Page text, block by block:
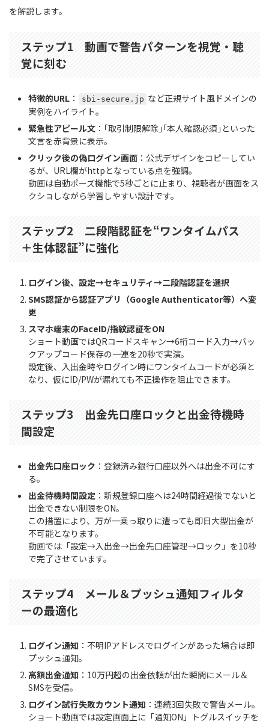
を解説します。
ステップ1 動画で警告パターンを視覚・聴
覚に刻む
特徴的URL ： sbi-secure.jp など正規サイト風ドメインの
実例をハイライト。
緊急性アピール文 ：｢取引制限解除｣｢本人確認必須｣といった
文言を赤背景に表示。
クリック後の偽ログイン画面 ：公式デザインをコピーしてい
るが、URL欄がhttpとなっている点を強調。
動画は自動ポーズ機能で5秒ごとに止まり、視聴者が画面をス
クショしながら学習しやすい設計です。
ステップ2 二段階認証を“ワンタイムパス
＋生体認証”に強化
ログイン後、設定→セキュリティ→二段階認証を選択
SMS認証から認証アプリ（Google Authenticator等）へ変
更
スマホ端末のFaceID/指紋認証をON
ショート動画ではQRコードスキャン→6桁コード入力→バッ
クアップコード保存の一連を20秒で実演。
設定後、入出金時やログイン時にワンタイムコードが必須と
なり、仮にID/PWが漏れても不正操作を阻止できます。
ステップ3 出金先口座ロックと出金待機時
間設定
出金先口座ロック ：登録済み銀行口座以外へは出金不可にす
る。
出金待機時間設定 ：新規登録口座へは24時間経過後でないと
出金できない制限をON。
この措置により、万が一乗っ取りに遭っても即日大型出金が
不可能となります。
動画では「設定→入出金→出金先口座管理→ロック」を10秒
で完了させています。
ステップ4 メール＆プッシュ通知フィルタ
ーの最適化
ログイン通知 ：不明IPアドレスでログインがあった場合は即
プッシュ通知。
高額出金通知 ：10万円超の出金依頼が出た瞬間にメール＆
SMSを受信。
ログイン試行失敗カウント通知 ：連続3回失敗で警告メール。
ショート動画では設定画面上に「通知ON」トグルスイッチを